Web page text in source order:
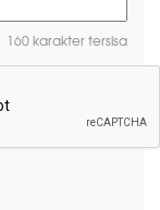
160 karakter tersisa